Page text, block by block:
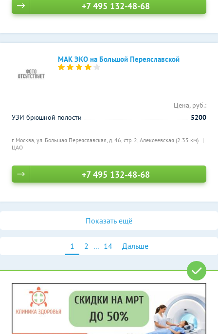
+7 495 132-48-68
МАК ЭКО на Большой Переяславской
г. Москва, ул. Большая Переяславская, д. 46, стр. 2, Алексеевская (2.35 км)
ЦАО
Цена, руб.:
УЗИ брюшной полости
5200
+7 495 132-48-68
Показать ещё
1 2 ... 14 Дальше